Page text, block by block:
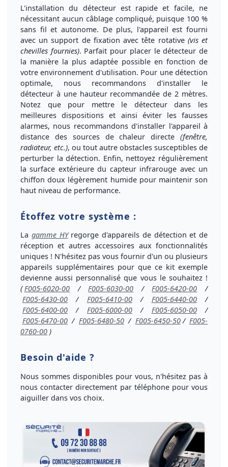
L'installation du détecteur est rapide et facile, ne
nécessitant aucun câblage compliqué, puisque 100 %
sans fil et autonome. De plus, l'appareil est fourni
avec unsupport de fixation avectête rotative (vis et
chevilles fournies). Parfait pour placer le détecteur de
la manière la plus adaptée possible en fonction de
votre environnement d'utilisation. Pour une détection
optimale, nous recommandons d'installer le
détecteur à une hauteur recommandée de 2 mètres.
Notez que pour mettre le détecteur dans les
meilleures dispositions et ainsi éviter les fausses
alarmes, nous recommandons d'installer l'appareil à
distance des sources de chaleur directe (fenêtre,
radiateur, etc.), ou tout autre obstacles susceptibles de
perturber la détection. Enfin, nettoyez régulièrement
la surface extérieure du capteur infrarouge avec un
chiffon doux légèrement humide pour maintenir son
haut niveau de performance.
Étoffez votre système :
La gamme HYregorge d'appareils de détection et de
réception et autres accessoires aux fonctionnalités
uniques ! N'hésitez pas vous fournir d'un ou plusieurs
appareils supplémentaires pour que ce kit exemple
devienne aussi personnalisé que vous le souhaitez !
( F005-6020-00 / F005-6030-00 / F005-6420-00
/
F005-6430-00
/ F005-6410-00 / F005-6440-00
/
F005-6400-00
/ F005-6000-00 / F005-6050-00
/
F005-6470-00 / F005-6480-50 / F005-6450-50 / F005-
0760-00 )
Besoin d'aide ?
Nous sommes disponibles pour vous, n'hésitez pas à
nouscontacter directement par téléphonepour vous
aiguiller dans vos choix.